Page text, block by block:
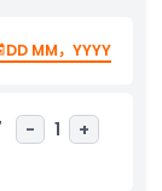
何寻求创造力和
珍贵回忆。
DD MM，YYYY
- 1 +